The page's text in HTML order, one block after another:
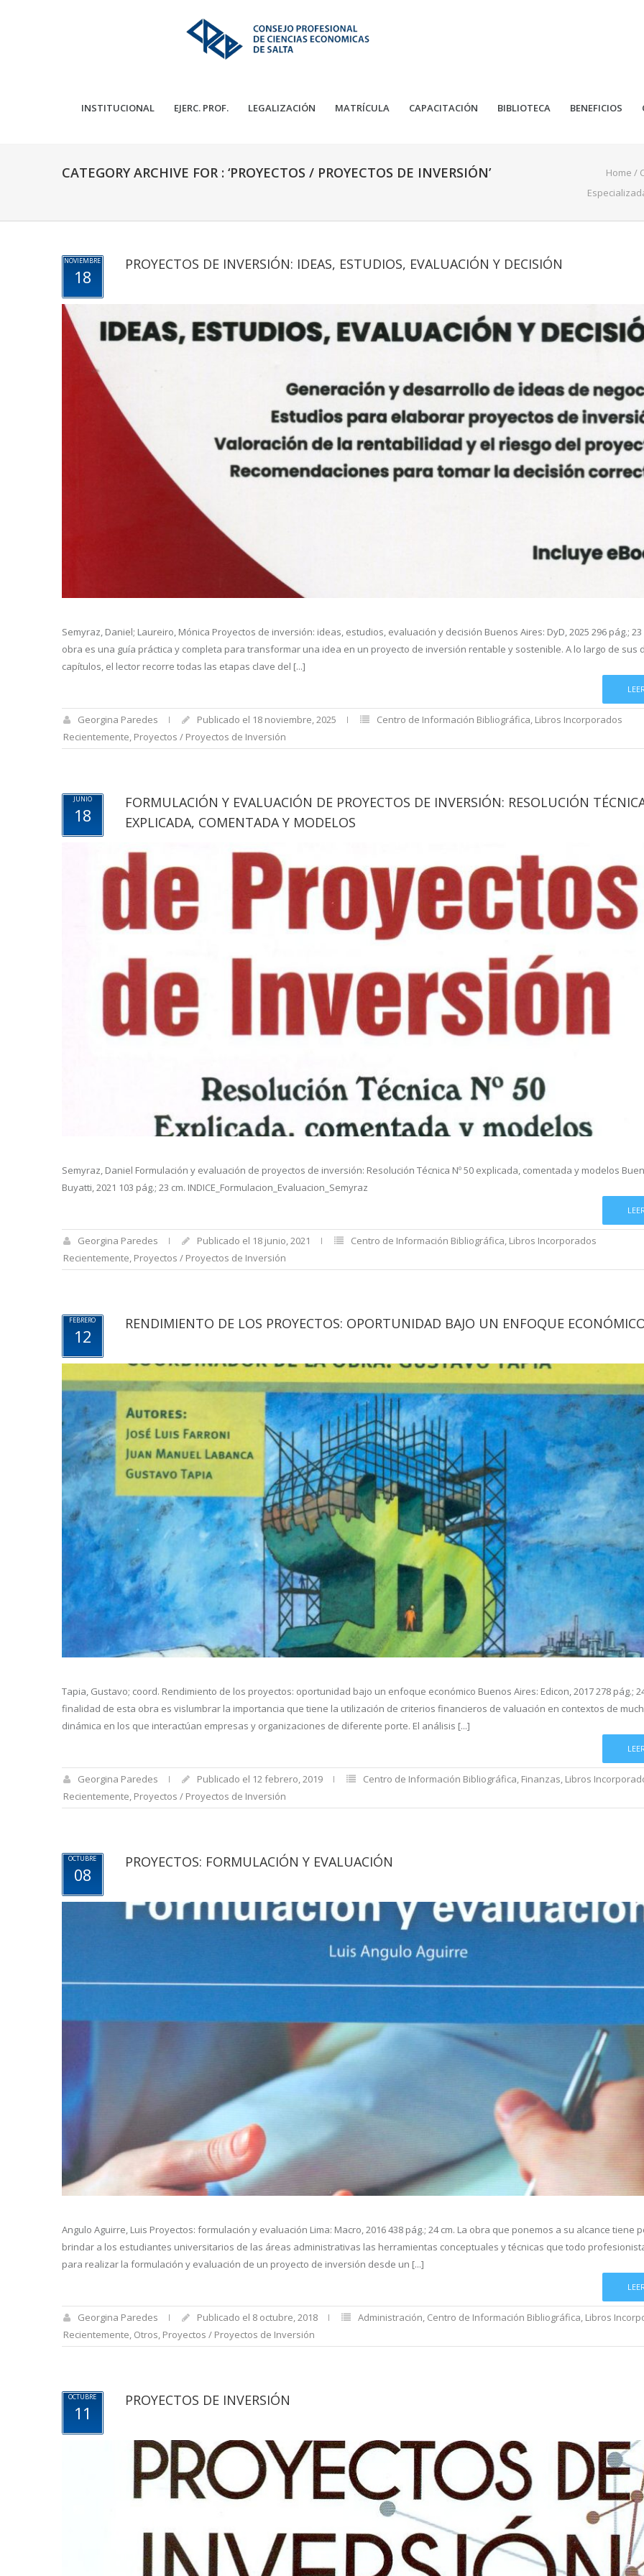
INSTITUCIONAL EJERC. PROF. LEGALIZACIÓN MATRÍCULA CAPACITACIÓN BIBLIOTECA BENEFICIOS
CATEGORY ARCHIVE FOR : ‘PROYECTOS / PROYECTOS DE INVERSIÓN’ Home /
NOVIEMBRE
18
PROYECTOS DE INVERSIÓN: IDEAS, ESTUDIOS, EVALUACIÓN Y DECISIÓN
Semyraz, Daniel; Laureiro, Mónica Proyectos de inversión: ideas, estudios, evaluación y decisión Buenos Aires: DyD, 2025 296 pág.; 23
obra es una guía práctica y completa para transformar una idea en un proyecto de inversión rentable y sostenible. A lo largo de sus
capítulos, el lector recorre todas las etapas clave del [...]
Georgina Paredes Publicado el 18 noviembre, 2025 Centro de Información Bibliográfica, Libros Incorporados
Recientemente, Proyectos / Proyectos de Inversión
JUNIO
18
FORMULACIÓN Y EVALUACIÓN DE PROYECTOS DE INVERSIÓN: RESOLUCIÓN
EXPLICADA, COMENTADA Y MODELOS
Semyraz, Daniel Formulación y evaluación de proyectos de inversión: Resolución Técnica Nº 50 explicada, comentada y modelos
Buyatti, 2021 103 pág.; 23 cm. INDICE_Formulacion_Evaluacion_Semyraz
Georgina Paredes Publicado el 18 junio, 2021 Centro de Información Bibliográfica, Libros Incorporados
Recientemente, Proyectos / Proyectos de Inversión
FEBRERO
12
RENDIMIENTO DE LOS PROYECTOS: OPORTUNIDAD BAJO UN ENFOQUE
Tapia, Gustavo; coord. Rendimiento de los proyectos: oportunidad bajo un enfoque económico Buenos Aires: Edicon, 2017 278 pág.;
finalidad de esta obra es vislumbrar la importancia que tiene la utilización de criterios financieros de valuación en contextos de
dinámica en los que interactúan empresas y organizaciones de diferente porte. El análisis [...]
Georgina Paredes Publicado el 12 febrero, 2019 Centro de Información Bibliográfica, Finanzas, Libros
Recientemente, Proyectos / Proyectos de Inversión
OCTUBRE
08
PROYECTOS: FORMULACIÓN Y EVALUACIÓN
Angulo Aguirre, Luis Proyectos: formulación y evaluación Lima: Macro, 2016 438 pág.; 24 cm. La obra que ponemos a su alcance tiene
brindar a los estudiantes universitarios de las áreas administrativas las herramientas conceptuales y técnicas que todo
para realizar la formulación y evaluación de un proyecto de inversión desde un [...]
Georgina Paredes Publicado el 8 octubre, 2018 Administración, Centro de Información Bibliográfica, Libros
Recientemente, Otros, Proyectos / Proyectos de Inversión
OCTUBRE
11
PROYECTOS DE INVERSIÓN